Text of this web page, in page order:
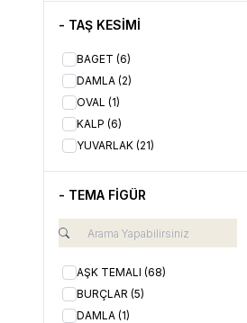
- TAŞ KESİMİ
BAGET (6)
DAMLA (2)
OVAL (1)
KALP (6)
YUVARLAK (21)
- TEMA FİGÜR
AŞK TEMALI (68)
BURÇLAR (5)
DAMLA (1)